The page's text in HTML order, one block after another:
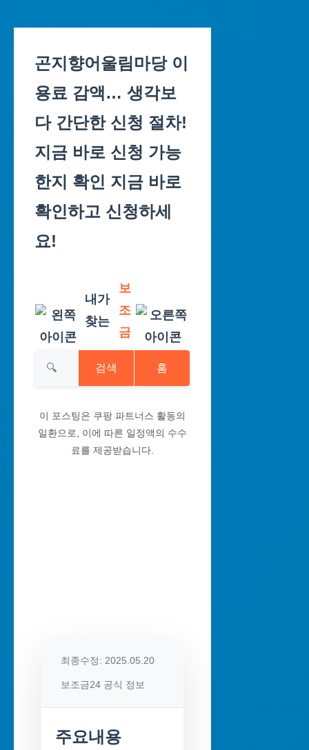
content
곤지향어울림마당 이
용료 감액… 생각보
다 간단한 신청 절차!
지금 바로 신청 가능
한지 확인 지금 바로
확인하고 신청하세
요!
내가
찾는
보
조
금
검색 홈
이 포스팅은 쿠팡 파트너스 활동의
일환으로, 이에 따른 일정액의 수수
료를 제공받습니다.
최종수정: 2025.05.20
보조금24 공식 정보
주요내용